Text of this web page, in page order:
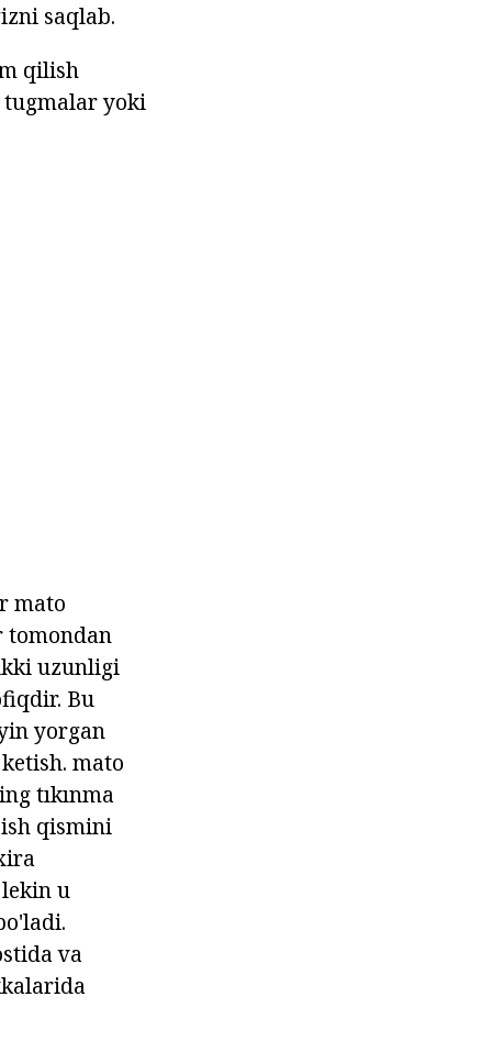
saqlab.
qilish
yoki
mato
tomondan
uzunligi
Bu
yorgan
mato
tıkınma
qismini
u
va